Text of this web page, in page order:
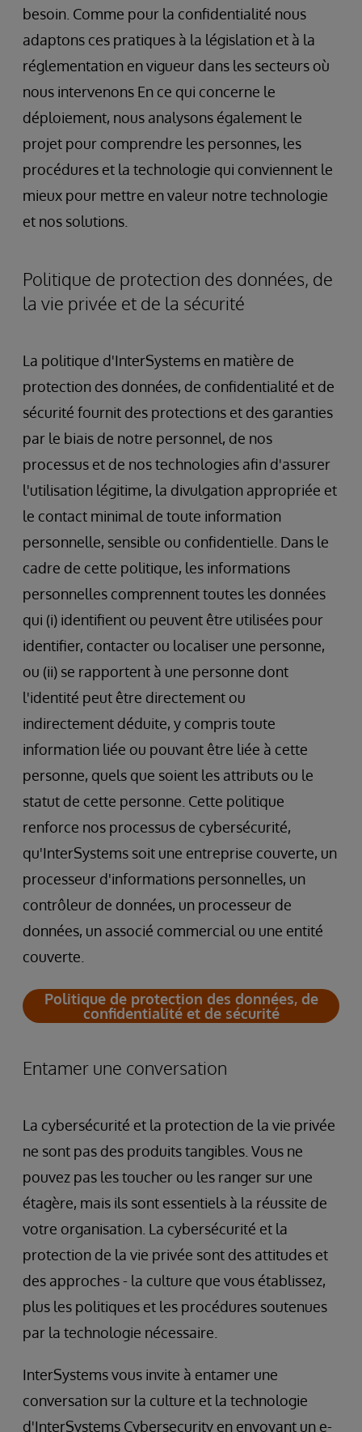
besoin. Comme pour la confidentialité nous
adaptons ces pratiques à la législation et à la
réglementation en vigueur dans les secteurs où
nous intervenons En ce qui concerne le
déploiement, nous analysons également le
projet pour comprendre les personnes, les
procédures et la technologie qui conviennent le
mieux pour mettre en valeur notre technologie
et nos solutions.
Politique de protection des données, de
la vie privée et de la sécurité
La politique d'InterSystems en matière de
protection des données, de confidentialité et de
sécurité fournit des protections et des garanties
par le biais de notre personnel, de nos
processus et de nos technologies afin d'assurer
l'utilisation légitime, la divulgation appropriée et
le contact minimal de toute information
personnelle, sensible ou confidentielle. Dans le
cadre de cette politique, les informations
personnelles comprennent toutes les données
qui (i) identifient ou peuvent être utilisées pour
identifier, contacter ou localiser une personne,
ou (ii) se rapportent à une personne dont
l'identité peut être directement ou
indirectement déduite, y compris toute
information liée ou pouvant être liée à cette
personne, quels que soient les attributs ou le
statut de cette personne. Cette politique
renforce nos processus de cybersécurité,
qu'InterSystems soit une entreprise couverte, un
processeur d'informations personnelles, un
contrôleur de données, un processeur de
données, un associé commercial ou une entité
couverte.
Politique de protection des données, de
confidentialité et de sécurité
Entamer une conversation
La cybersécurité et la protection de la vie privée
ne sont pas des produits tangibles. Vous ne
pouvez pas les toucher ou les ranger sur une
étagère, mais ils sont essentiels à la réussite de
votre organisation. La cybersécurité et la
protection de la vie privée sont des attitudes et
des approches - la culture que vous établissez,
plus les politiques et les procédures soutenues
par la technologie nécessaire.
InterSystems vous invite à entamer une
conversation sur la culture et la technologie
d'InterSystems Cybersecurity en envoyant un e-